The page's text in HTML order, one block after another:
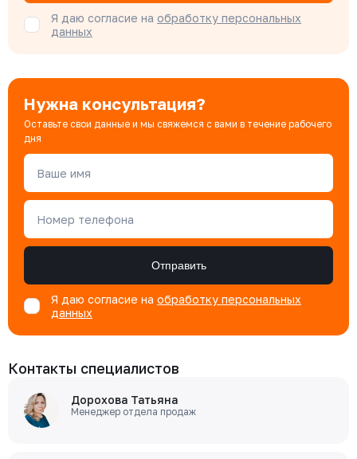
Я даю согласие на обработку персональных
данных
Нужна консультация?
Оставьте свои данные и мы свяжемся с вами в течение рабочего
дня
Ваше имя
Номер телефона
Отправить
Я даю согласие на обработку персональных
данных
Контакты специалистов
Дорохова Татьяна
Менеджер отдела продаж